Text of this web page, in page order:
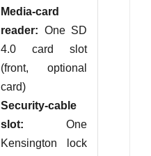
Media-card
reader: One SD
4.0 card slot
(front, optional
card)
Security-cable
slot: One
Kensington lock